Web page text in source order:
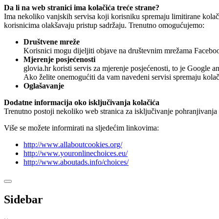
Da li na web stranici ima kolačića treće strane?
Ima nekoliko vanjskih servisa koji korisniku spremaju limitirane
korisnicima olakšavaju pristup sadržaju. Trenutno omogućujemo:
Društvene mreže
Korisnici mogu dijeljiti objave na društevnim mrežama
Mjerenje posjećenosti
glovia.hr koristi servis za mjerenje posjećenosti, to je Google
Ako želite onemogućiti da vam navedeni servisi spremaju
Oglašavanje
Dodatne informacija oko isključivanja kolačića
Trenutno postoji nekoliko web stranica za isključivanje pohranjivanja
Više se možete informirati na sljedećim linkovima:
http://www.allaboutcookies.org/
http://www.youronlinechoices.eu/
http://www.aboutads.info/choices/
Sidebar